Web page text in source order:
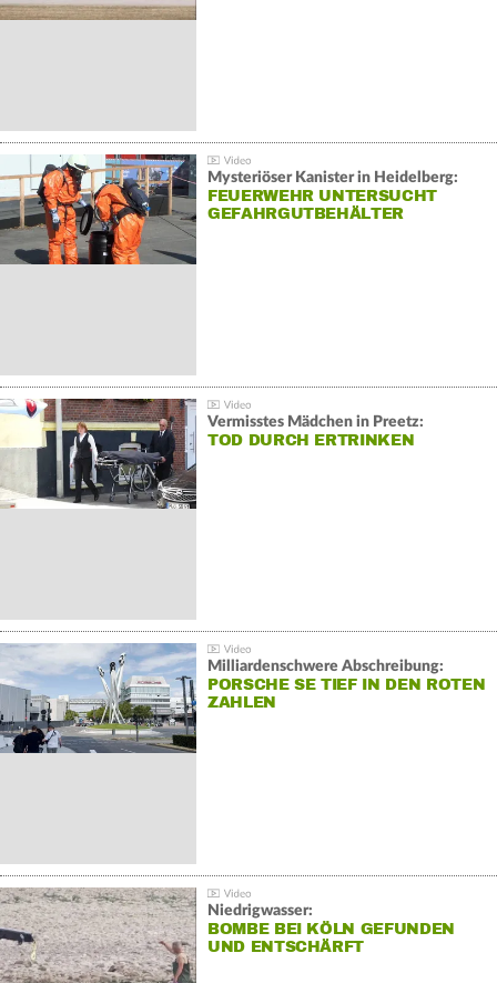
Mysteriöser Kanister in Heidelberg:
FEUERWEHR UNTERSUCHT
GEFAHRGUTBEHÄLTER
Vermisstes Mädchen in Preetz:
TOD DURCH ERTRINKEN
Milliardenschwere Abschreibung:
PORSCHE SE TIEF IN DEN ROTEN
ZAHLEN
Niedrigwasser:
BOMBE BEI KÖLN GEFUNDEN
UND ENTSCHÄRFT